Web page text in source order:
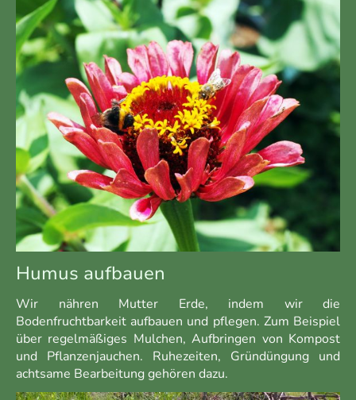
Humus aufbauen
Wir nähren Mutter Erde, indem wir die
Bodenfruchtbarkeit aufbauen und pflegen. Zum Beispiel
über regelmäßiges Mulchen, Aufbringen von Kompost
und Pflanzenjauchen. Ruhezeiten, Gründüngung und
achtsame Bearbeitung gehören dazu.